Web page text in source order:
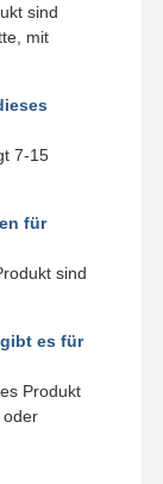
sind
mit
7-15
für
sind
es für
Produkt
oder